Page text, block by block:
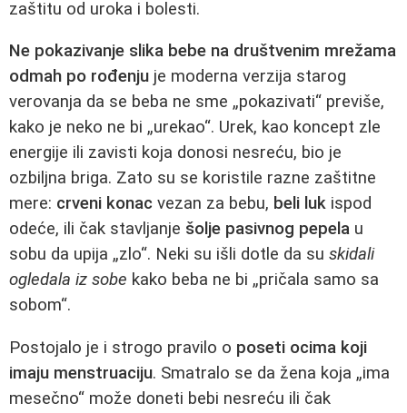
zaštitu od uroka i bolesti.
Ne pokazivanje slika bebe na društvenim mrežama
odmah po rođenju je moderna verzija starog
verovanja da se beba ne sme „pokazivati“ previše,
kako je neko ne bi „urekao“. Urek, kao koncept zle
energije ili zavisti koja donosi nesreću, bio je
ozbiljna briga. Zato su se koristile razne zaštitne
mere: crveni konac vezan za bebu, beli luk ispod
odeće, ili čak stavljanje šolje pasivnog pepela u
sobu da upija „zlo“. Neki su išli dotle da su skidali
ogledala iz sobe kako beba ne bi „pričala samo sa
sobom“.
Postojalo je i strogo pravilo o poseti ocima koji
imaju menstruaciju. Smatralo se da žena koja „ima
mesečno“ može doneti bebi nesreću ili čak